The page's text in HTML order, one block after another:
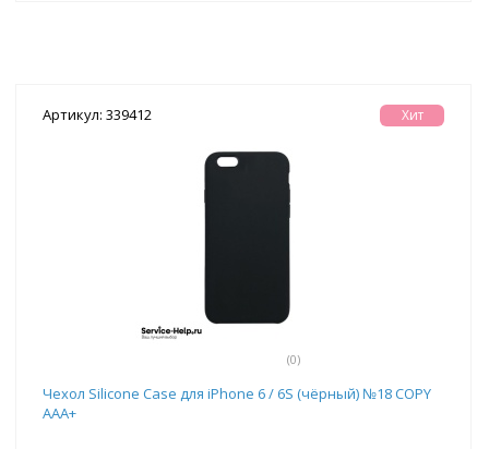
Артикул: 339412
(0)
Хит
Чехол Silicone Case для iPhone 6 / 6S (чёрный) №18 COPY
AAA+